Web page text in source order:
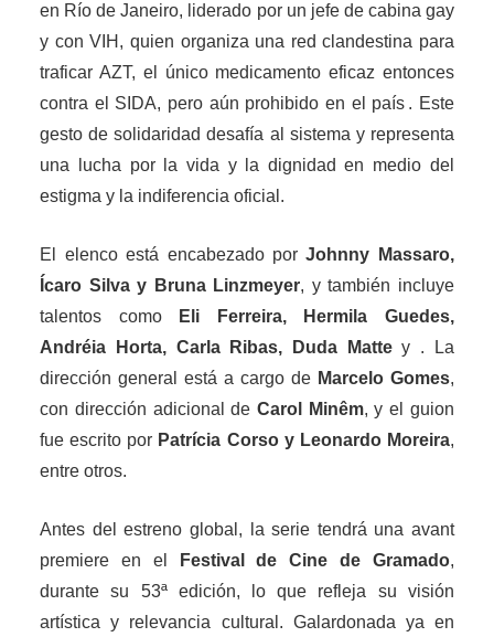
en Río de Janeiro, liderado por un jefe de cabina gay
y con VIH, quien organiza una red clandestina para
traficar AZT, el único medicamento eficaz entonces
contra el SIDA, pero aún prohibido en el país . Este
gesto de solidaridad desafía al sistema y representa
una lucha por la vida y la dignidad en medio del
estigma y la indiferencia oficial.
El elenco está encabezado porJohnny Massaro,
Ícaro Silva y Bruna Linzmeyer, y también incluye
talentos como
Eli Ferreira, Hermila Guedes,
Andréia Horta, Carla Ribas, Duda Mattey . La
dirección general está a cargo de Marcelo Gomes,
con dirección adicional de Carol Minêm, y el guion
fue escrito por Patrícia Corso y Leonardo Moreira,
entre otros.
Antes del estreno global, la serie tendrá una avant
premiere en el
Festival de Cine de Gramado,
durante su 53ª edición, lo que refleja su visión
artística y relevancia cultural. Galardonada ya en